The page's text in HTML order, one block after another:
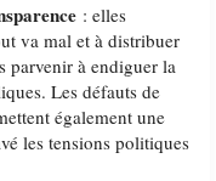
: elles
va mal et à distribuer
parvenir à endiguer la
Les défauts de
également une
les tensions politiques